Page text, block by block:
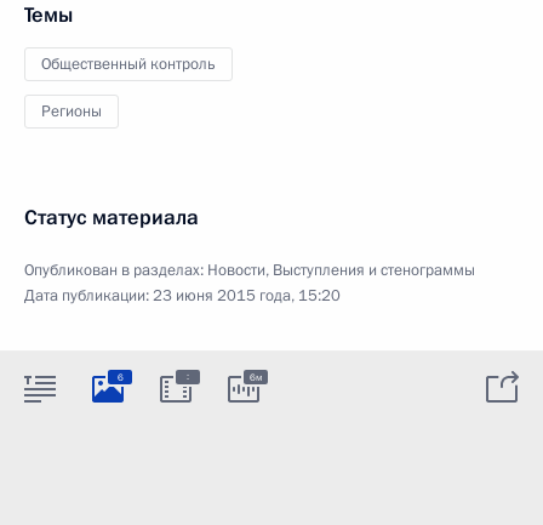
Темы
Общественный контроль
Регионы
Статус материала
Опубликован в разделах: Новости, Выступления и стенограммы
Дата публикации:23 июня 2015 года, 15:20
6 : 6м